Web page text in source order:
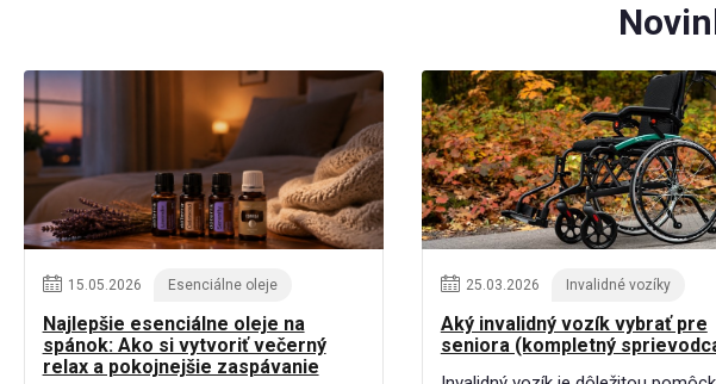
15.05.2026 Esenciálne oleje
Najlepšie esenciálne oleje na
spánok: Ako si vytvoriť večerný
relax a pokojnejšie zaspávanie
25.03.2026 Invalidné vozíky
Aký invalidný vozík vybrať pre
seniora (kompletný